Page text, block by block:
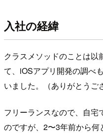
入社の経緯
クラスメソッドのことは以
て、iOSアプリ開発の調べ
いました。（ありがとうご
フリーランスなので、自宅
のですが、2〜3年前から